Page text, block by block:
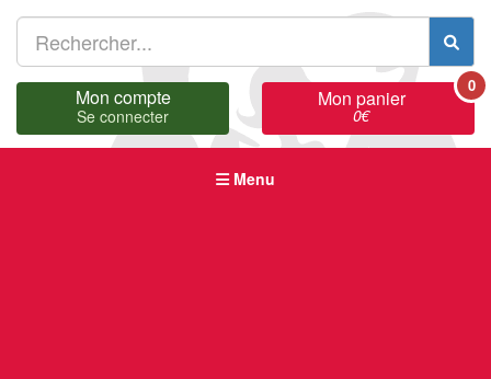
Mon compte
Se connecter
Mon panier
0€
0
Menu